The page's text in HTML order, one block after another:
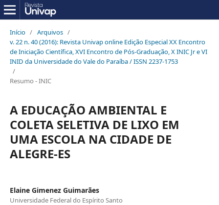
Início / Arquivos /
v. 22 n. 40 (2016): Revista Univap online Edição Especial XX Encontro
de Iniciação Científica, XVI Encontro de Pós-Graduação, X INIC Jr e VI
INID da Universidade do Vale do Paraíba / ISSN 2237-1753
/
Resumo - INIC
A EDUCAÇÃO AMBIENTAL E
COLETA SELETIVA DE LIXO EM
UMA ESCOLA NA CIDADE DE
ALEGRE-ES
Elaine Gimenez Guimarães
Universidade Federal do Espírito Santo